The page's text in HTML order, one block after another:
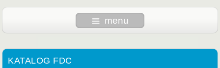
menu
KATALOG FDC